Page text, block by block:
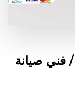
صيانة تكييف الفيحاء / 98548488 / فني صيانة